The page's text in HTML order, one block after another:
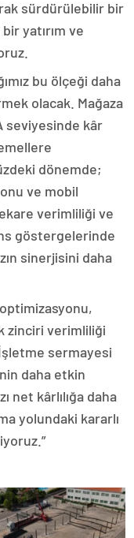
sürdürülebilir bir
bir yatırım ve
bu ölçeği daha
olacak. Mağaza
seviyesinde kâr
dönemde;
ve mobil
verimliliği ve
göstergelerinde
sinerjisini daha
zinciri verimliliği
sermayesi
daha etkin
net kârlılığa daha
yolundaki kararlı